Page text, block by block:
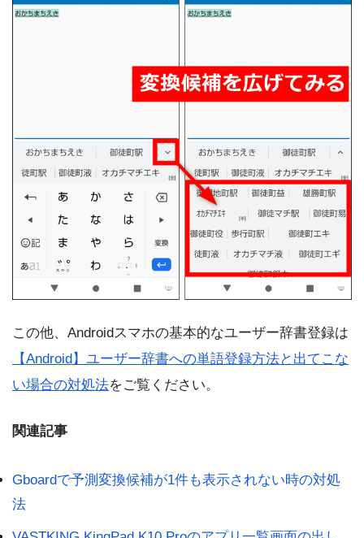
この他、Androidスマホの基本的なユーザー辞書登録は
【Android】ユーザー辞書への単語登録方法と出てこな
い場合の対処法をご覧ください。
関連記事
Gboardで予測変換候補が1件も表示されない時の対処
法